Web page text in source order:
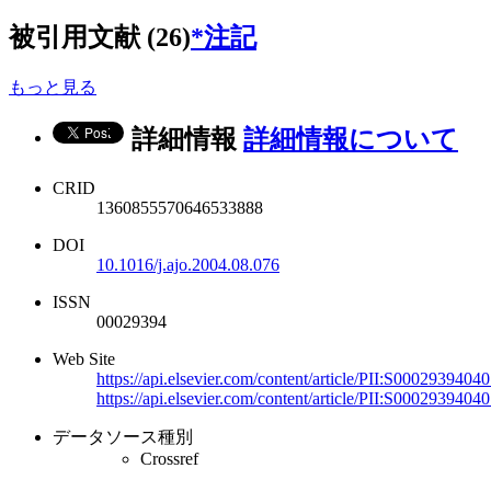
被引用文献 (26)*注記
もっと見る
詳細情報 詳細情報について
CRID
1360855570646533888
DOI
10.1016/j.ajo.2004.08.076
ISSN
00029394
Web Site
https://api.elsevier.com/content/article/
https://api.elsevier.com/content/article/
データソース種別
Crossref